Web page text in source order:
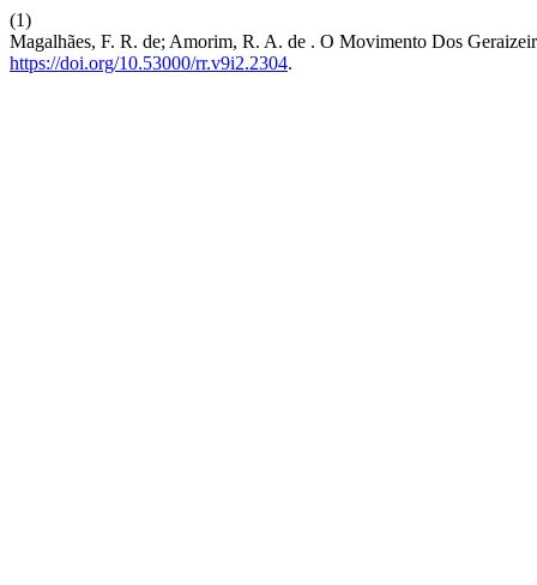
(1)
Magalhães, F. R. de; Amorim, R. A. de . O Movimento Dos
https://doi.org/10.53000/rr.v9i2.2304.